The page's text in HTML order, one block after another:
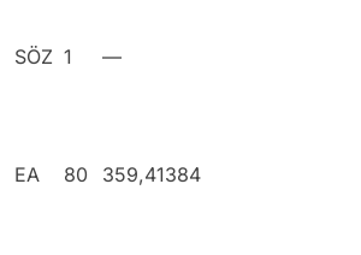
SÖZ 1 —
EA 80 359,41384